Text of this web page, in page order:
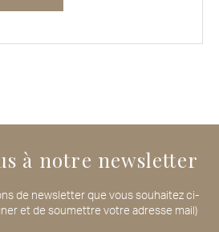
à notre newsletter
de newsletter que vous souhaitez ci-
et de soumettre votre adresse mail)